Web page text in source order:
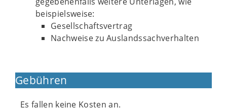
beispielsweise:
Gesellschaftsvertrag
Nachweise zu Auslandssachverhalten
Gebühren
Es fallen keine Kosten an.